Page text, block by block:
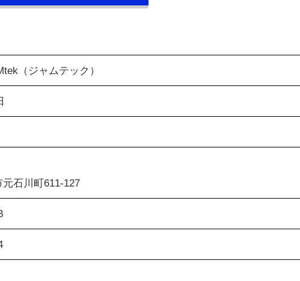
（ジャムテック）
石川町611-127